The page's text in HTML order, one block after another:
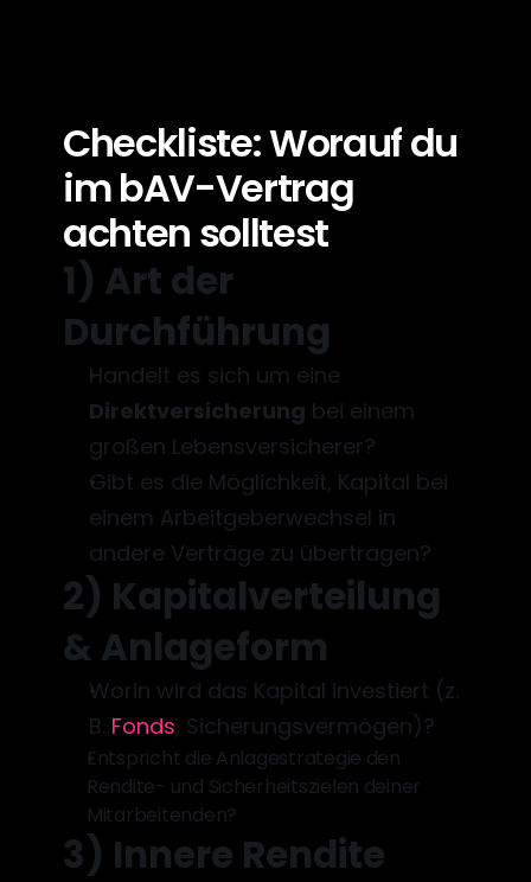
Checkliste: Worauf du
im bAV-Vertrag
achten solltest
1) Art der
Durchführung
Direktversicherung bei einem
großen Lebensversicherer?
Gibt es die Möglichkeit, Kapital bei
einem Arbeitgeberwechsel in
andere Verträge zu übertragen?
2) Kapitalverteilung
& Anlageform
Worin wird das Kapital investiert (z.
B. Fonds, Sicherungsvermögen)?
Entspricht die Anlagestrategie den
Rendite- und Sicherheitszielen deiner
Mitarbeitenden?
3) Innere Rendite